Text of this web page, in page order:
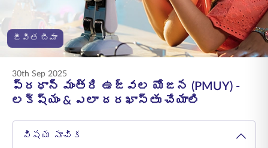
ENGLISH
ఆన్‌లైన్‌లో కొనండి ప్రీమియం చెల్లించండి
జీవిత బీమా
30th Sep 2025
ప్రధాన్ మంత్రి ఉజ్వల యోజన (PMUY) -
లక్ష్యం & ఎలా దరఖాస్తు చేయాలి
విషయ సూచిక